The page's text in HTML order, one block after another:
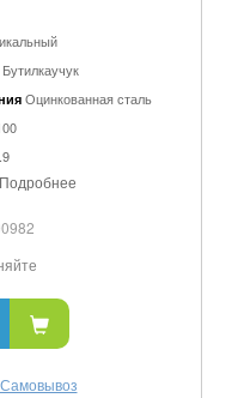
Бутилкаучук
Оцинкованная сталь
Подробнее
Самовывоз